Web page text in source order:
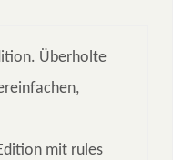
Überholte
mit rules